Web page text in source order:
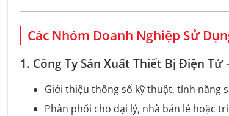
Các Nhóm Doanh Nghiệp Sử
1. Công Ty Sản Xuất Thiết Bị Điện Tử
Giới thiệu thông số kỹ thuật, tính năng
Phân phối cho đại lý, nhà bán lẻ hoặc